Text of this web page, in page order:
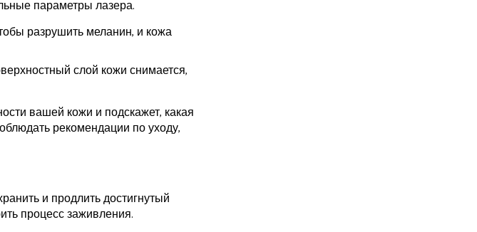
параметры лазера.
разрушить меланин, и кожа
слой кожи снимается,
вашей кожи и подскажет, какая
рекомендации по уходу,
и продлить достигнутый
процесс заживления.